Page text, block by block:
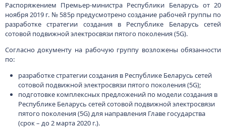
Распоряжением Премьер-министра Республики Беларусь от 20
ноября 2019 г. № 585р предусмотрено создание рабочей группы по
разработке стратегии создания в Республике Беларусь сетей
сотовой подвижной электросвязи пятого поколения (5G).
Согласно документу на рабочую группу возложены обязанности
по:
разработке стратегии создания в Республике Беларусь сетей
сотовой подвижной электросвязи пятого поколения (5G);
подготовке комплексных предложений по модели создания в
Республике Беларусь сетей сотовой подвижной электросвязи
пятого поколения (5G) для направления Главе государства
(срок – до 2 марта 2020 г.).